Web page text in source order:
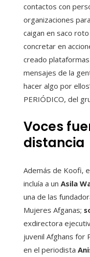
contactos con
organizaciones
caigan en saco
concretar en
creado
mensajes de la
hacer algo por
PERIÓDICO, del
Voces
distancia
Además de Koofi,
incluía a un Asila
una de las
Mujeres Afganas;
exdirectora
juvenil Afghans for
en el periodista